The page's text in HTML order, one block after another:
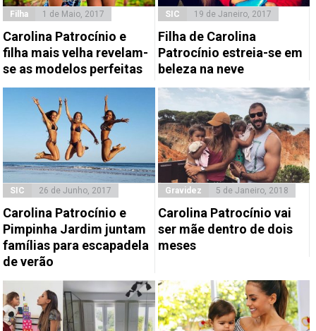
Filha 1 de Maio, 2017
Carolina Patrocínio e
filha mais velha revelam-
se as modelos perfeitas
SIC 19 de Janeiro, 2017
Filha de Carolina
Patrocínio estreia-se em
beleza na neve
SIC 26 de Junho, 2017
Carolina Patrocínio e
Pimpinha Jardim juntam
famílias para escapadela
de verão
Gravidez 5 de Janeiro, 2018
Carolina Patrocínio vai
ser mãe dentro de dois
meses